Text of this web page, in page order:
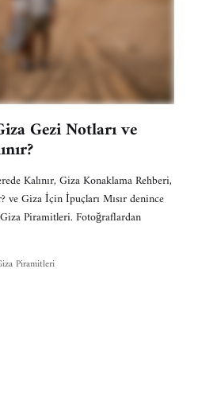
Gezi Notları ve
Kalınır, Giza Konaklama Rehberi,
ve Giza İçin İpuçları Mısır denince
Piramitleri. Fotoğraflardan
Piramitleri